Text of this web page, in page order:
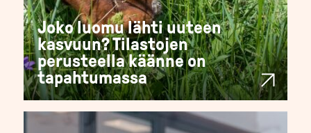
Joko luomu lähti uuteen
kasvuun? Tilastojen
perusteella käänne on
tapahtumassa